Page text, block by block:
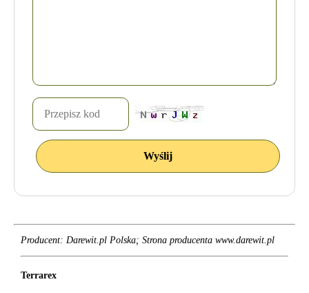
Producent: Darewit.pl Polska; Strona producenta www.darewit.pl
Terrarex